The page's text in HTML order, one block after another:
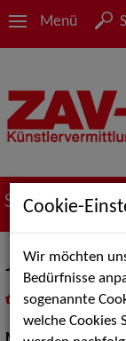
Menü
Suche nach
Julia
inMeine
Cookie-
Wir möchten
Bedürfnisse
sogenannte
welche Cookies